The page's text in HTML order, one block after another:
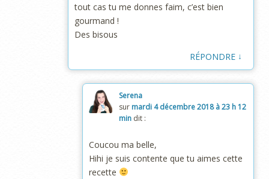
tout cas tu me donnes faim, c’est bien
gourmand !
Des bisous
RÉPONDRE ↓
Serena
sur mardi 4 décembre 2018 à 23 h 12
min dit :
Coucou ma belle,
Hihi je suis contente que tu aimes cette
recette